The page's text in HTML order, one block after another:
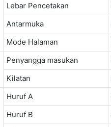
Lebar Pencetakan
Antarmuka
Mode Halaman
Penyangga masukan
Kilatan
Huruf A
Huruf B